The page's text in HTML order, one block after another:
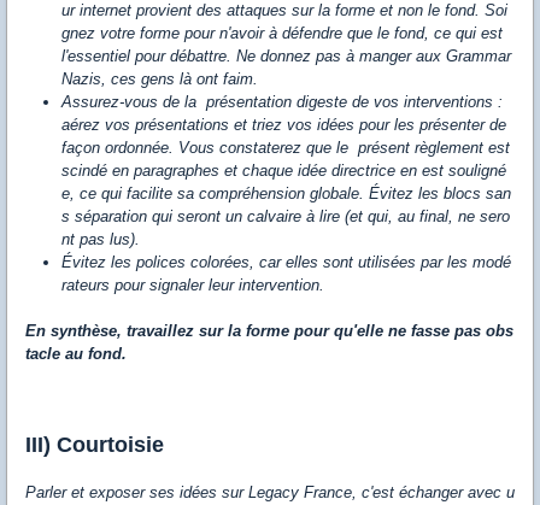
ur internet provient des attaques sur la forme et non le fond. Soi
gnez votre forme pour n'avoir à défendre que le fond, ce qui est
l'essentiel pour débattre. Ne donnez pas à manger aux Grammar
Nazis, ces gens là ont faim.
Assurez-vous de la présentation digeste de vos interventions :
aérez vos présentations et triez vos idées pour les présenter de
façon ordonnée. Vous constaterez que le présent règlement est
scindé en paragraphes et chaque idée directrice en est souligné
e, ce qui facilite sa compréhension globale. Évitez les blocs san
s séparation qui seront un calvaire à lire (et qui, au final, ne sero
nt pas lus).
Évitez les polices colorées, car elles sont utilisées par les modé
rateurs pour signaler leur intervention.
En synthèse, travaillez sur la forme pour qu'elle ne fasse pas obs
tacle au fond.
III) Courtoisie
Parler et exposer ses idées sur Legacy France, c'est échanger avec u